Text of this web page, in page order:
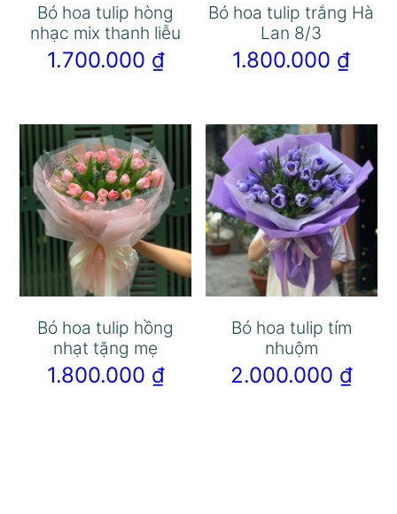
Bó hoa tulip hòng
nhạc mix thanh liễu
1.700.000 ₫
Bó hoa tulip trắng Hà
Lan 8/3
1.800.000 ₫
Bó hoa tulip hồng
nhạt tặng mẹ
1.800.000 ₫
Bó hoa tulip tím
nhuộm
2.000.000 ₫